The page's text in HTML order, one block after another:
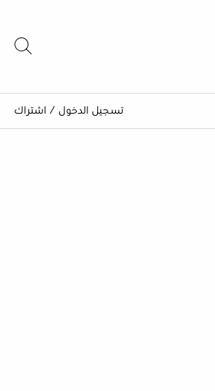
تسجيل الدخول / اشتراك